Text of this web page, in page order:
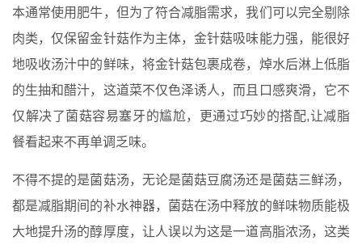
本通常使用肥牛，但为了符合减脂需求，我们可以完全剔除
肉类，仅保留金针菇作为主体，金针菇吸味能力强，能很好
地吸收汤汁中的鲜味，将金针菇包裹成卷，焯水后淋上低脂
的生抽和醋汁，这道菜不仅色泽诱人，而且口感爽滑，它不
仅解决了菌菇容易塞牙的尴尬，更通过巧妙的搭配,让减脂
餐看起来不再单调乏味。
不得不提的是菌菇汤，无论是菌菇豆腐汤还是菌菇三鲜汤，
都是减脂期间的补水神器，菌菇在汤中释放的鲜味物质能极
大地提升汤的醇厚度，让人误以为这是一道高脂浓汤，这类